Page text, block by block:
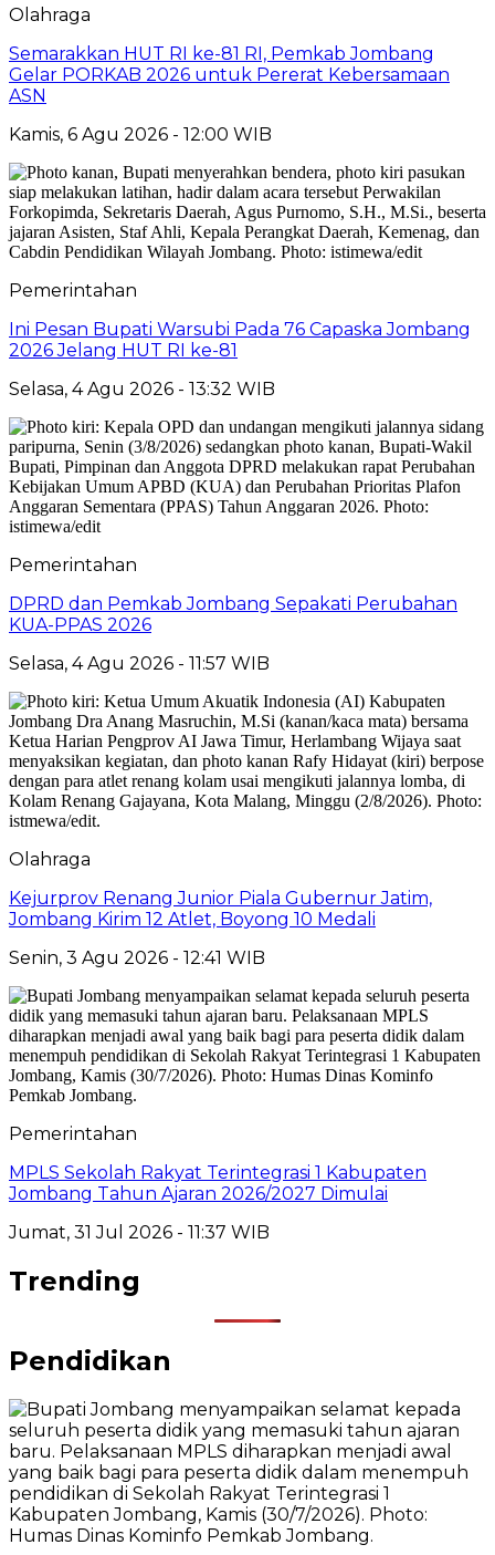
Olahraga
Semarakkan HUT RI ke-81 RI, Pemkab Jombang
Gelar PORKAB 2026 untuk Pererat Kebersamaan
ASN
Kamis, 6 Agu 2026 - 12:00 WIB
Pemerintahan
Ini Pesan Bupati Warsubi Pada 76 Capaska Jombang
2026 Jelang HUT RI ke-81
Selasa, 4 Agu 2026 - 13:32 WIB
Pemerintahan
DPRD dan Pemkab Jombang Sepakati Perubahan
KUA-PPAS 2026
Selasa, 4 Agu 2026 - 11:57 WIB
Olahraga
Kejurprov Renang Junior Piala Gubernur Jatim,
Jombang Kirim 12 Atlet, Boyong 10 Medali
Senin, 3 Agu 2026 - 12:41 WIB
Pemerintahan
MPLS Sekolah Rakyat Terintegrasi 1 Kabupaten
Jombang Tahun Ajaran 2026/2027 Dimulai
Jumat, 31 Jul 2026 - 11:37 WIB
Trending
Pendidikan